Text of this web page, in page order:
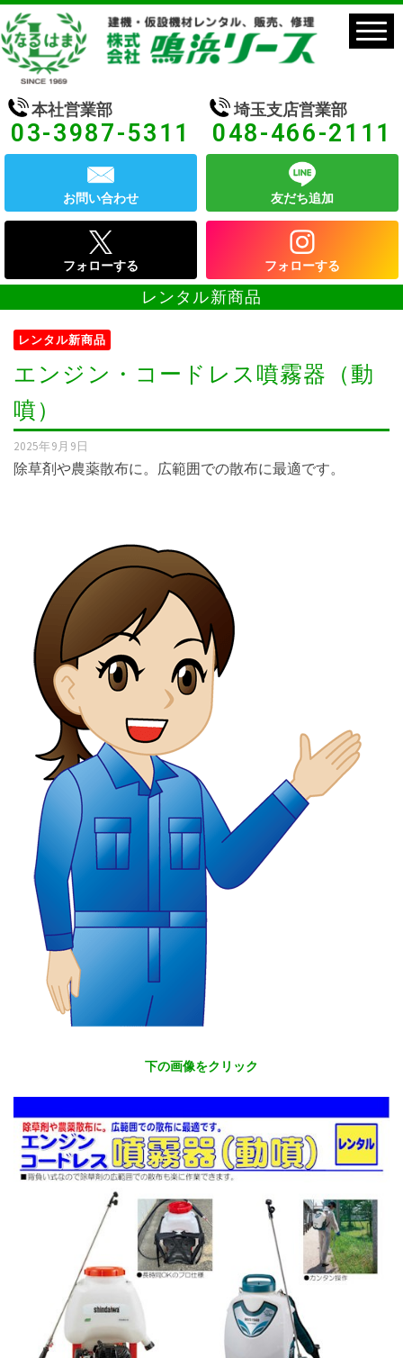
本社営業部
03-3987-5311
埼玉支店営業部
048-466-2111
お問い合わせ 友だち追加
フォローする フォローする
レンタル新商品
レンタル新商品
エンジン・コードレス噴霧器（動
噴）
2025年9月9日
除草剤や農薬散布に。広範囲での散布に最適です。
下の画像をクリック